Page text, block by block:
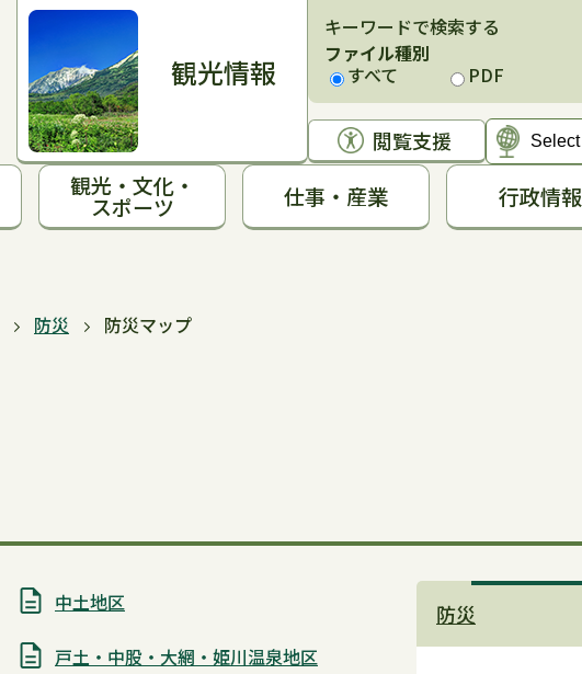
観光情報
キーワードで検索する
ファイル種別
すべて
PDF
閲覧支援
観光・文化・
スポーツ 仕事・産業 行政情報
防災 防災マップ
中土地区
戸土・中股・大網・姫川温泉地区
防災